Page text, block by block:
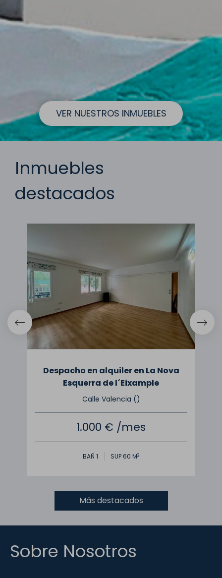
VER NUESTROS INMUEBLES
Inmuebles
destacados
Despacho en alquiler en La Nova
Esquerra de l´Eixample
Calle Valencia ()
1.000 € /mes
BAÑ 1 SUP 60 M2
Más destacados
Sobre Nosotros